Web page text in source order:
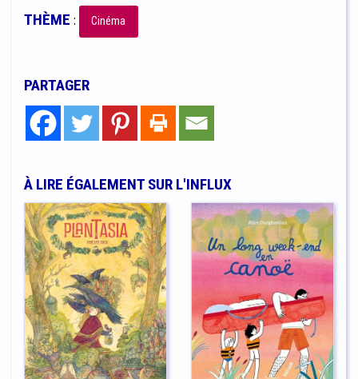
THÈME : Cinéma
PARTAGER
À LIRE ÉGALEMENT SUR L'INFLUX